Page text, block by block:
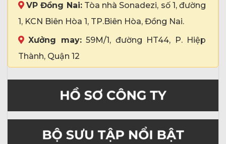
VP Đồng Nai:Tòa nhà Sonadezi, số 1, đường
1, KCN Biên Hòa 1, TP.Biên Hòa, Đồng Nai.
Xưởng may:59M/1, đường HT44, P. Hiệp
Thành, Quận 12